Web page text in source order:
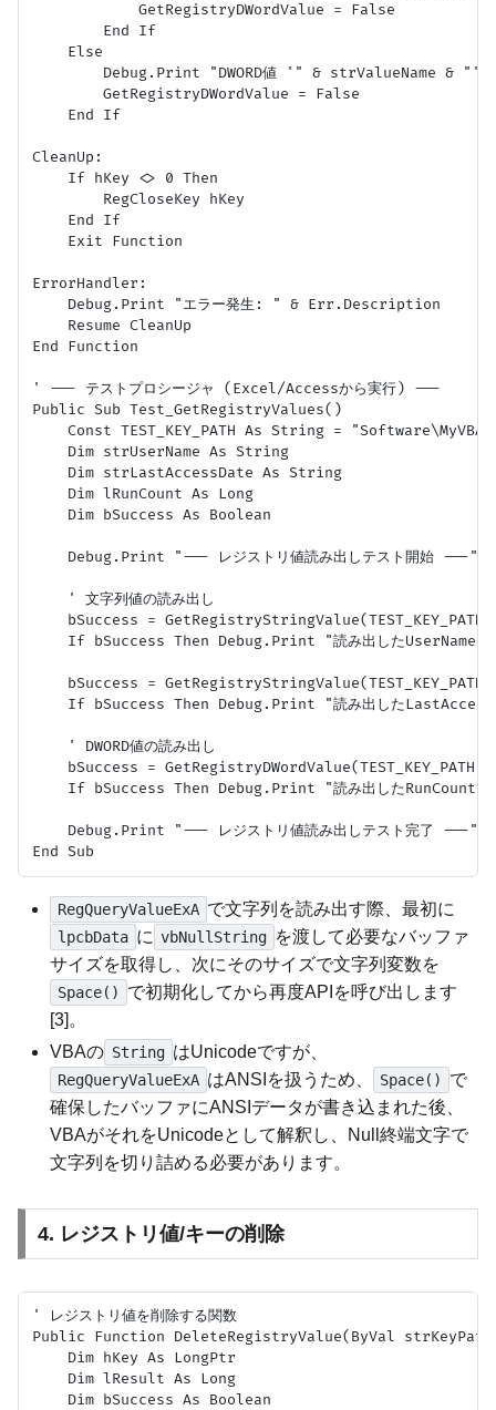
            GetRegistryDWordValue = False
        End If
    Else
Debug.Print "DWORD値 '" & strValueName & "' の
        GetRegistryDWordValue = False
    End If
CleanUp:
    If hKey <> 0 Then
        RegCloseKey hKey
    End If
    Exit Function
ErrorHandler:
    Debug.Print "エラー発生: " & Err.Description
    Resume CleanUp
End Function
' --- テストプロシージャ (Excel/Accessから実行) ---
Public Sub Test_GetRegistryValues()
Const TEST_KEY_PATH As String =
    Dim strUserName As String
    Dim strLastAccessDate As String
    Dim lRunCount As Long
    Dim bSuccess As Boolean
    Debug.Print "--- レジストリ値読み出しテスト開始 ---"
    ' 文字列値の読み出し
bSuccess =
If bSuccess Then Debug.Print "読み出したUserName:
bSuccess =
If bSuccess Then Debug.Print "読み出した
    ' DWORD値の読み出し
bSuccess = GetRegistryDWordValue(TEST_KEY_PATH,
If bSuccess Then Debug.Print "読み出したRunCount:
    Debug.Print "--- レジストリ値読み出しテスト完了 ---"
RegQueryValueExA で文字列を読み出す際、最初に
lpcbData に vbNullString を渡して必要なバッファ
サイズを取得し、次にそのサイズで文字列変数を
Space()
で初期化してから再度APIを呼び出します
[3]。
VBAの String はUnicodeですが、
RegQueryValueExA はANSIを扱うため、 Space()
で
確保したバッファにANSIデータが書き込まれた後、
VBAがそれをUnicodeとして解釈し、Null終端文字で
文字列を切り詰める必要があります。
4. レジストリ値/キーの削除
' レジストリ値を削除する関数
Public Function DeleteRegistryValue(ByVal
    Dim hKey As LongPtr
    Dim lResult As Long
    Dim bSuccess As Boolean